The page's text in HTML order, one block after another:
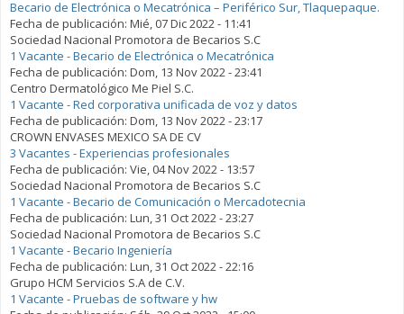
Becario de Electrónica o Mecatrónica – Periférico Sur, Tlaquepaque.
Fecha de publicación: Mié, 07 Dic 2022 - 11:41
Sociedad Nacional Promotora de Becarios S.C
1 Vacante - Becario de Electrónica o Mecatrónica
Fecha de publicación: Dom, 13 Nov 2022 - 23:41
Centro Dermatológico Me Piel S.C.
1 Vacante - Red corporativa unificada de voz y datos
Fecha de publicación: Dom, 13 Nov 2022 - 23:17
CROWN ENVASES MEXICO SA DE CV
3 Vacantes - Experiencias profesionales
Fecha de publicación: Vie, 04 Nov 2022 - 13:57
Sociedad Nacional Promotora de Becarios S.C
1 Vacante - Becario de Comunicación o Mercadotecnia
Fecha de publicación: Lun, 31 Oct 2022 - 23:27
Sociedad Nacional Promotora de Becarios S.C
1 Vacante - Becario Ingeniería
Fecha de publicación: Lun, 31 Oct 2022 - 22:16
Grupo HCM Servicios S.A de C.V.
1 Vacante - Pruebas de software y hw